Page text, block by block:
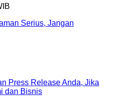
Serius, Jangan
Press Release Anda, Jika
dan Bisnis